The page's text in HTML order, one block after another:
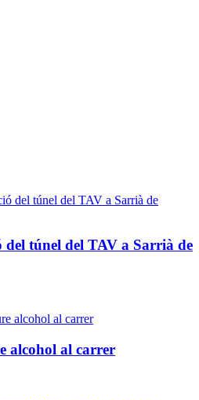
túnel del TAV a Sarrià de
alcohol al carrer